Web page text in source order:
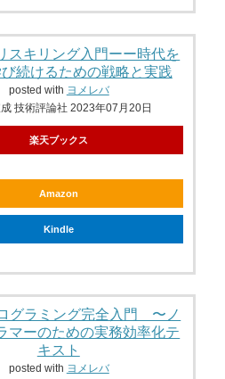
スキリング入門ーー時代を
続けるための戦略と実践
posted with ヨメレバ
技術評論社 2023年07月20日
楽天ブックス
Amazon
Kindle
グラミング完全入門 〜ノ
マーのための実務効率化テ
キスト
posted with ヨメレバ